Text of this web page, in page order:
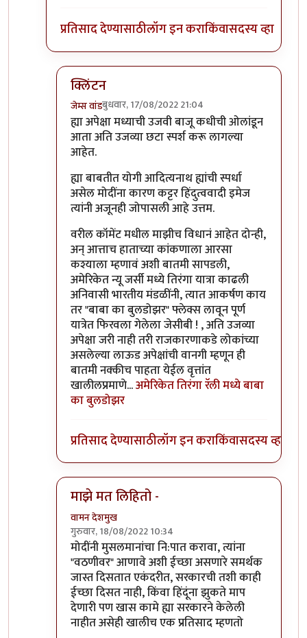
प्रतिसाद देण्यासाठीलॉग इन कराकिंवासदस्य व्हा
क्लिंटन
जेम्स वांडबुधवार, 17/08/2022 21:04
In reply toनाराजी पसरायची ती पसरणारच साहेब
ह्या अपेक्षा मध्याची उजवी बाजू कधीची ओलांडून
आता अति उजव्या छटा स्पर्श करू लागल्या
आहेत.
ह्या बाबतीत योगी आदित्यनाथ ह्यांची स्पर्धा
असेल मोदींना कारण कट्टर हिंदुत्ववादी इमेज
त्यांनी अजूनही जोपासली आहे उत्तम.
वरील कॉमेंट मधील माझीच विधानं आहेत दोन्ही,
अन् आत्ताच हाताच्या कांकणाला आरसा
कश्याला म्हणावं अशी बातमी सापडली,
अमेरिकेत न्यू जर्सी मध्ये तिरंगा यात्रा काढली
अनिवासी भारतीय मंडळींनी, त्यात आकर्षण काय
तर "बाबा का बुलडोझर" फ्लेक्स लावून पूर्ण
यात्रेत फिरवला गेलेला जेसीबी ! , अति उजव्या
अपेक्षा जरी नाही तरी राजकारणाकडे लोकांच्या
असलेल्या लाऊड अपेक्षांची वानगी म्हणून ही
बातमी नक्कीच पाहता येईल वृत्तांत
खालीलप्रमाणे...अमेरिकेत तिरंगा रॅली मध्ये बाबा
का बुलडोझर
प्रतिसाद देण्यासाठीलॉग इन कराकिंवासदस्य व्हा
माझे मत लिहितो -
वामन देशमुख
गुरुवार, 18/08/2022 10:34
In reply toनाराजी पसरायची ती पसरणारच साहेब
मोदींनी मुसलमानांचा नि:पात करावा, त्यांना
"वठणीवर" आणावे अशी ईच्छा असणारे समर्थक
जास्त दिसतात एकंदरीत, सरकारची तशी काही
ईच्छा दिसत नाही, किंवा हिंदूंना झुकते माप
देणारी पण खास कामे ह्या सरकारने केलेली
नाहीत असेही खालीच एक प्रतिसाद म्हणतो